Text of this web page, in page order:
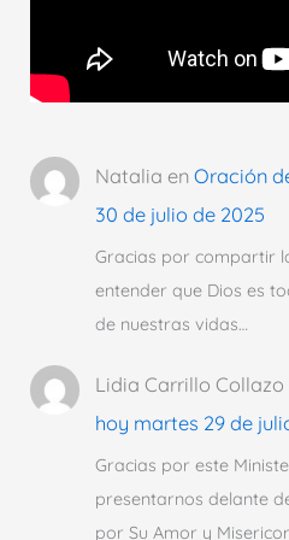
Natalia en Oración
30 de julio de 2025
Gracias por compartir
entender que Dios es
de nuestras vidas…
Lidia Carrillo Collazo
hoy martes 29 de
Gracias por este
presentarnos delante
por Su Amor y